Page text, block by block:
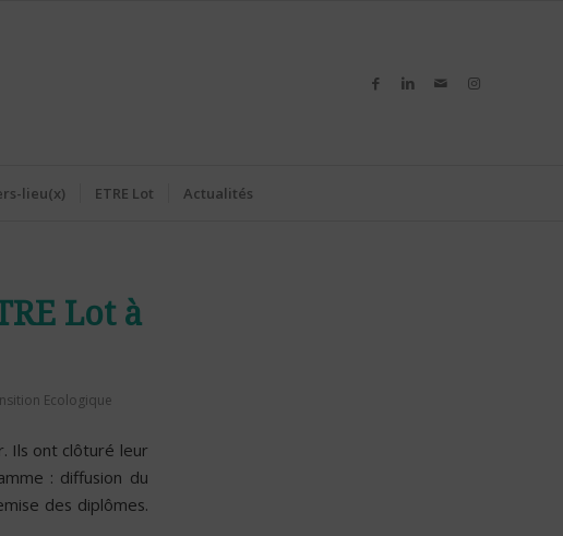
lieu(x) ETRE Lot Actualités
Lot à
Ecologique
Ils ont clôturé leur
: diffusion du
des diplômes.